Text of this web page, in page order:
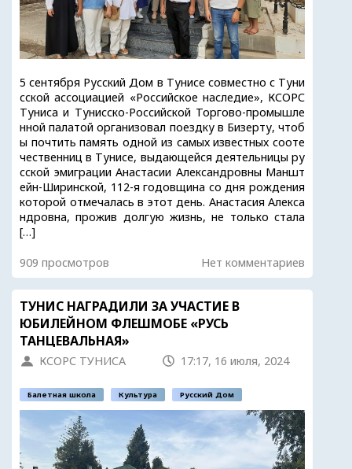
5 сентября Русский Дом в Тунисе совместно с Туни
сской ассоциацией «Российское наследие», КСОРС
Туниса и Тунисско-Российской Торгово-промышле
нной палатой организовал поездку в Бизерту, чтоб
ы почтить память одной из самых известных сооте
чественниц в Тунисе, выдающейся деятельницы ру
сской эмиграции Анастасии Александровны Маншт
ейн-Ширинской, 112-я годовщина со дня рождения
которой отмечалась в этот день. Анастасия Алекса
ндровна, прожив долгую жизнь, не только стала
[…]
909 просмотров Нет комментариев
ТУНИС НАГРАДИЛИ ЗА УЧАСТИЕ В
ЮБИЛЕЙНОМ ФЛЕШМОБЕ «РУСЬ
ТАНЦЕВАЛЬНАЯ»
КСОРС ТУНИСА 17:17, 16 июля, 2024
Балетная школа Культура Русский Дом